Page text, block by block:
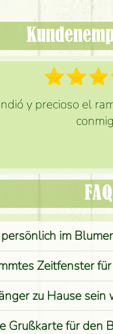
y precioso el
FAQ
im
Zeitfenster
zu Hause
Grußkarte für den